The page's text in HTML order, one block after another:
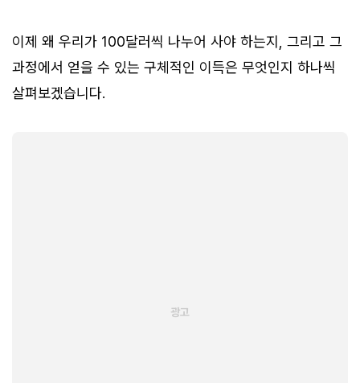
이제 왜 우리가 100달러씩 나누어 사야 하는지, 그리고 그
과정에서 얻을 수 있는 구체적인 이득은 무엇인지 하나씩
살펴보겠습니다.